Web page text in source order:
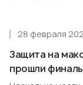
Защита на
прошли
28 февраля